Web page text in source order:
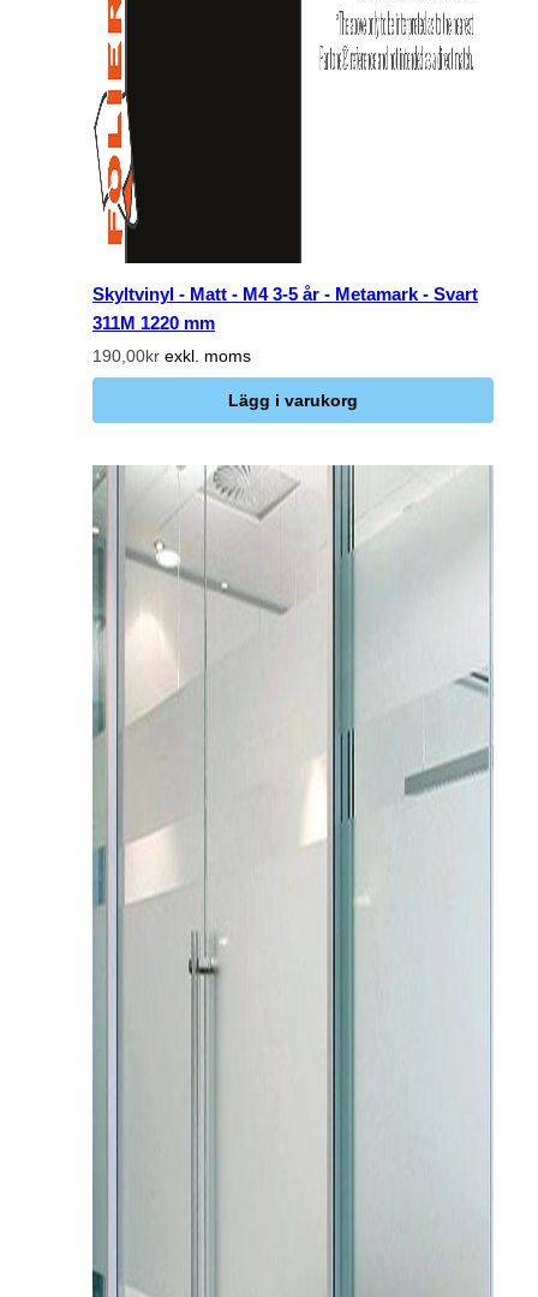
Skyltvinyl - Matt - M4 3-5 år - Metamark - Svart
311M 1220 mm
190,00kr exkl. moms
Lägg i varukorg